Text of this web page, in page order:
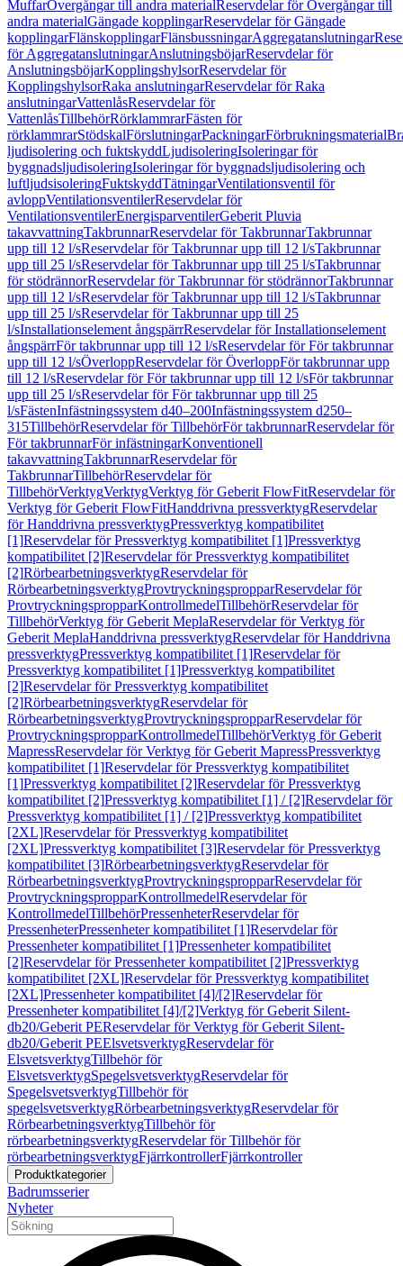
MuffarÖvergångar till andra materialReservdelar för Övergångar till
andra materialGängade kopplingarReservdelar för Gängade
kopplingarFlänskopplingarFlänsbussningarAggregatanslutningar
för AggregatanslutningarAnslutningsböjarReservdelar för
AnslutningsböjarKopplingshylsorReservdelar för
KopplingshylsorRaka anslutningarReservdelar för Raka
anslutningarVattenlåsReservdelar för
VattenlåsTillbehörRörklammrarFästen för
rörklammrarStödskalFörslutningarPackningarFörbrukningsmaterial
ljudisolering och fuktskyddLjudisoleringIsoleringar för
byggnadsljudisoleringIsoleringar för byggnadsljudisolering och
luftljudsisoleringFuktskyddTätningarVentilationsventil för
avloppVentilationsventilerReservdelar för
VentilationsventilerEnergisparventilerGeberit Pluvia
takavvattningTakbrunnarReservdelar för TakbrunnarTakbrunnar
upp till 12 l/sReservdelar för Takbrunnar upp till 12 l/sTakbrunnar
upp till 25 l/sReservdelar för Takbrunnar upp till 25 l/sTakbrunnar
för stödrännorReservdelar för Takbrunnar för stödrännorTakbrunnar
upp till 12 l/sReservdelar för Takbrunnar upp till 12 l/sTakbrunnar
upp till 25 l/sReservdelar för Takbrunnar upp till 25
l/sInstallationselement ångspärrReservdelar för Installationselement
ångspärrFör takbrunnar upp till 12 l/sReservdelar för För takbrunnar
upp till 12 l/sÖverloppReservdelar för ÖverloppFör takbrunnar upp
till 12 l/sReservdelar för För takbrunnar upp till 12 l/sFör takbrunnar
upp till 25 l/sReservdelar för För takbrunnar upp till 25
l/sFästenInfästningssystem d40–200Infästningssystem d250–
315TillbehörReservdelar för TillbehörFör takbrunnarReservdelar för
För takbrunnarFör infästningarKonventionell
takavvattningTakbrunnarReservdelar för
TakbrunnarTillbehörReservdelar för
TillbehörVerktygVerktygVerktyg för Geberit FlowFitReservdelar för
Verktyg för Geberit FlowFitHanddrivna pressverktygReservdelar
för Handdrivna pressverktygPressverktyg kompatibilitet
[1]Reservdelar för Pressverktyg kompatibilitet [1]Pressverktyg
kompatibilitet [2]Reservdelar för Pressverktyg kompatibilitet
[2]RörbearbetningsverktygReservdelar för
RörbearbetningsverktygProvtryckningspropparReservdelar för
ProvtryckningspropparKontrollmedelTillbehörReservdelar för
TillbehörVerktyg för Geberit MeplaReservdelar för Verktyg för
Geberit MeplaHanddrivna pressverktygReservdelar för Handdrivna
pressverktygPressverktyg kompatibilitet [1]Reservdelar för
Pressverktyg kompatibilitet [1]Pressverktyg kompatibilitet
[2]Reservdelar för Pressverktyg kompatibilitet
[2]RörbearbetningsverktygReservdelar för
RörbearbetningsverktygProvtryckningspropparReservdelar för
ProvtryckningspropparKontrollmedelTillbehörVerktyg för Geberit
MapressReservdelar för Verktyg för Geberit MapressPressverktyg
kompatibilitet [1]Reservdelar för Pressverktyg kompatibilitet
[1]Pressverktyg kompatibilitet [2]Reservdelar för Pressverktyg
kompatibilitet [2]Pressverktyg kompatibilitet [1] / [2]Reservdelar för
Pressverktyg kompatibilitet [1] / [2]Pressverktyg kompatibilitet
[2XL]Reservdelar för Pressverktyg kompatibilitet
[2XL]Pressverktyg kompatibilitet [3]Reservdelar för Pressverktyg
kompatibilitet [3]RörbearbetningsverktygReservdelar för
RörbearbetningsverktygProvtryckningspropparReservdelar för
ProvtryckningspropparKontrollmedelReservdelar för
KontrollmedelTillbehörPressenheterReservdelar för
PressenheterPressenheter kompatibilitet [1]Reservdelar för
Pressenheter kompatibilitet [1]Pressenheter kompatibilitet
[2]Reservdelar för Pressenheter kompatibilitet [2]Pressverktyg
kompatibilitet [2XL]Reservdelar för Pressverktyg kompatibilitet
[2XL]Pressenheter kompatibilitet [4]/[2]Reservdelar för
Pressenheter kompatibilitet [4]/[2]Verktyg för Geberit Silent-
db20/Geberit PEReservdelar för Verktyg för Geberit Silent-
db20/Geberit PEElsvetsverktygReservdelar för
ElsvetsverktygTillbehör för
ElsvetsverktygSpegelsvetsverktygReservdelar för
SpegelsvetsverktygTillbehör för
spegelsvetsverktygRörbearbetningsverktygReservdelar för
RörbearbetningsverktygTillbehör för
rörbearbetningsverktygReservdelar för Tillbehör för
rörbearbetningsverktygFjärrkontrollerFjärrkontroller
Produktkategorier
Badrumsserier
Nyheter